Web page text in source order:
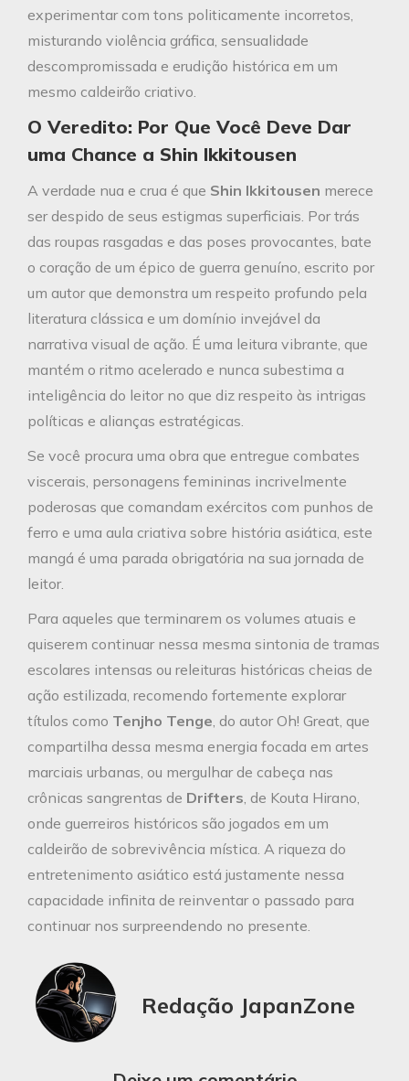
experimentar com tons politicamente incorretos,
misturando violência gráfica, sensualidade
descompromissada e erudição histórica em um
mesmo caldeirão criativo.
O Veredito: Por Que Você Deve Dar
uma Chance a Shin Ikkitousen
A verdade nua e crua é que Shin Ikkitousen merece
ser despido de seus estigmas superficiais. Por trás
das roupas rasgadas e das poses provocantes, bate
o coração de um épico de guerra genuíno, escrito por
um autor que demonstra um respeito profundo pela
literatura clássica e um domínio invejável da
narrativa visual de ação. É uma leitura vibrante, que
mantém o ritmo acelerado e nunca subestima a
inteligência do leitor no que diz respeito às intrigas
políticas e alianças estratégicas.
Se você procura uma obra que entregue combates
viscerais, personagens femininas incrivelmente
poderosas que comandam exércitos com punhos de
ferro e uma aula criativa sobre história asiática, este
mangá é uma parada obrigatória na sua jornada de
leitor.
Para aqueles que terminarem os volumes atuais e
quiserem continuar nessa mesma sintonia de tramas
escolares intensas ou releituras históricas cheias de
ação estilizada, recomendo fortemente explorar
títulos como Tenjho Tenge, do autor Oh! Great, que
compartilha dessa mesma energia focada em artes
marciais urbanas, ou mergulhar de cabeça nas
crônicas sangrentas de Drifters, de Kouta Hirano,
onde guerreiros históricos são jogados em um
caldeirão de sobrevivência mística. A riqueza do
entretenimento asiático está justamente nessa
capacidade infinita de reinventar o passado para
continuar nos surpreendendo no presente.
Redação JapanZone